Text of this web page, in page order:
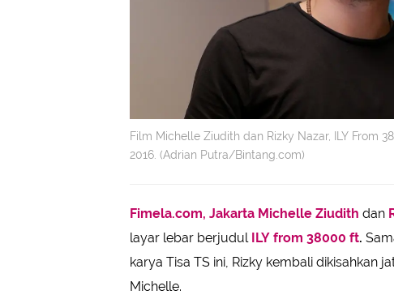
Film Michelle Ziudith dan Rizky Nazar, ILY From
2016. (Adrian Putra/Bintang.com)
Fimela.com, Jakarta Michelle Ziudith dan
layar lebar berjudul ILY from 38000 ft.
karya Tisa TS ini, Rizky kembali dikisahkan
Michelle.